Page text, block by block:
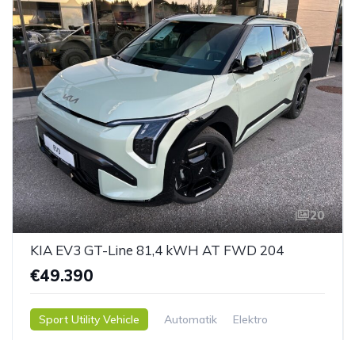
20
KIA EV3 GT-Line 81,4 kWH AT FWD 204
€49.390
Sport Utility Vehicle Automatik
Elektro